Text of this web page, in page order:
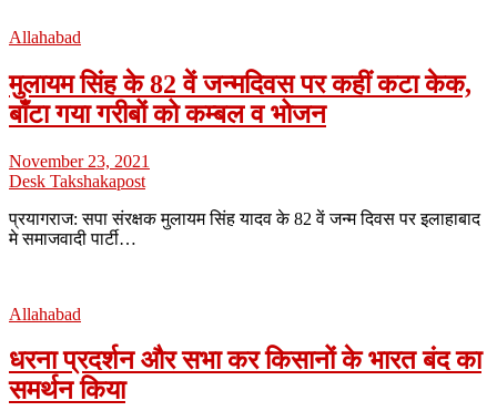
Allahabad
मुलायम सिंह के 82 वें जन्मदिवस पर कहीं कटा केक,
बाँटा गया गरीबों को कम्बल व भोजन
November 23, 2021
Desk Takshakapost
प्रयागराज: सपा संरक्षक मुलायम सिंह यादव के 82 वें जन्म दिवस पर इलाहाबाद
मे समाजवादी पार्टी…
Allahabad
धरना प्रदर्शन और सभा कर किसानों के भारत बंद का
समर्थन किया